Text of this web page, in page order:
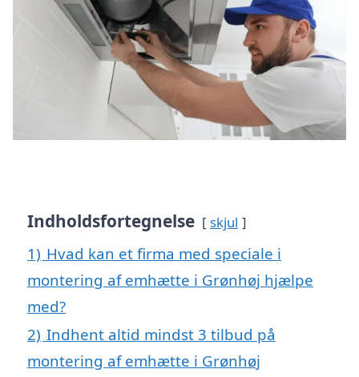
Indholdsfortegnelse skjul
1) Hvad kan et firma med speciale i
montering af emhætte i Grønhøj hjælpe
med?
2) Indhent altid mindst 3 tilbud på
montering af emhætte i Grønhøj